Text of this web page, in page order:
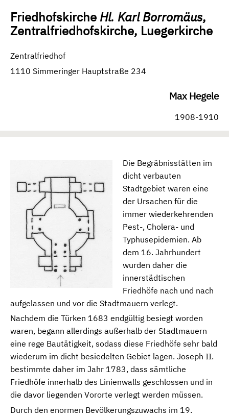
Friedhofskirche Hl. Karl Borromäus,
Zentralfriedhofskirche, Luegerkirche
Zentralfriedhof
1110 Simmeringer Hauptstraße 234
Max Hegele
1908-1910
Die Begräbnisstätten im
dicht verbauten
Stadtgebiet waren eine
der Ursachen für die
immer wiederkehrenden
Pest-, Cholera- und
Typhusepidemien. Ab
dem 16. Jahrhundert
wurden daher die
innerstädtischen
Friedhöfe nach und nach
aufgelassen und vor die Stadtmauern verlegt.
Nachdem die Türken 1683 endgültig besiegt worden
waren, begann allerdings außerhalb der Stadtmauern
eine rege Bautätigkeit, sodass diese Friedhöfe sehr bald
wiederum im dicht besiedelten Gebiet lagen. Joseph II.
bestimmte daher im Jahr 1783, dass sämtliche
Friedhöfe innerhalb des Linienwalls geschlossen und in
die davor liegenden Vororte verlegt werden müssen.
Durch den enormen Bevölkerungszuwachs im 19.